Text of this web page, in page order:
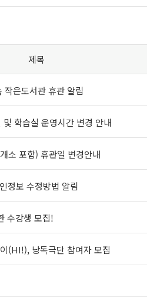
제목
작은도서관 휴관 알림
학습실 운영시간 변경 안내
소 포함) 휴관일 변경안내
정보 수정방법 알림
수강생 모집!
(HI!), 낭독극단 참여자 모집